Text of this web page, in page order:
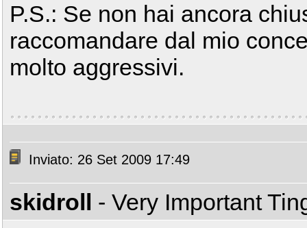
P.S.: Se non hai ancora
raccomandare dal mio
molto aggressivi.
Inviato: 26 Set 2009 17:49
skidroll - Very Important